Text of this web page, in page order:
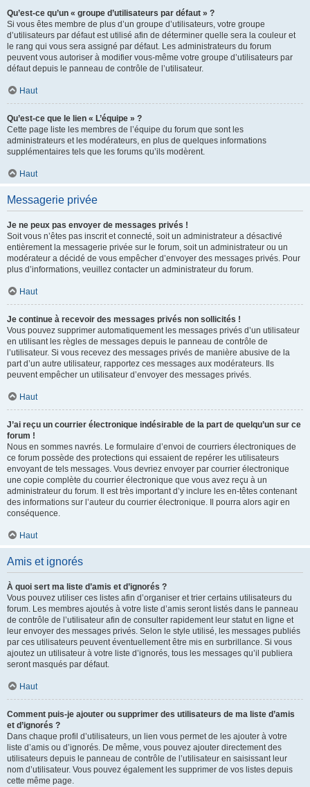
Qu’est-ce qu’un « groupe d’utilisateurs par défaut » ?
Si vous êtes membre de plus d’un groupe d’utilisateurs, votre groupe
d’utilisateurs par défaut est utilisé afin de déterminer quelle sera la couleur et
le rang qui vous sera assigné par défaut. Les administrateurs du forum
peuvent vous autoriser à modifier vous-même votre groupe d’utilisateurs par
défaut depuis le panneau de contrôle de l’utilisateur.
Haut
Qu’est-ce que le lien « L’équipe » ?
Cette page liste les membres de l’équipe du forum que sont les
administrateurs et les modérateurs, en plus de quelques informations
supplémentaires tels que les forums qu’ils modèrent.
Haut
Messagerie privée
Je ne peux pas envoyer de messages privés !
Soit vous n’êtes pas inscrit et connecté, soit un administrateur a désactivé
entièrement la messagerie privée sur le forum, soit un administrateur ou un
modérateur a décidé de vous empêcher d’envoyer des messages privés. Pour
plus d’informations, veuillez contacter un administrateur du forum.
Haut
Je continue à recevoir des messages privés non sollicités !
Vous pouvez supprimer automatiquement les messages privés d’un utilisateur
en utilisant les règles de messages depuis le panneau de contrôle de
l’utilisateur. Si vous recevez des messages privés de manière abusive de la
part d’un autre utilisateur, rapportez ces messages aux modérateurs. Ils
peuvent empêcher un utilisateur d’envoyer des messages privés.
Haut
J’ai reçu un courrier électronique indésirable de la part de quelqu’un sur ce
forum !
Nous en sommes navrés. Le formulaire d’envoi de courriers électroniques de
ce forum possède des protections qui essaient de repérer les utilisateurs
envoyant de tels messages. Vous devriez envoyer par courrier électronique
une copie complète du courrier électronique que vous avez reçu à un
administrateur du forum. Il est très important d’y inclure les en-têtes contenant
des informations sur l’auteur du courrier électronique. Il pourra alors agir en
conséquence.
Haut
Amis et ignorés
À quoi sert ma liste d’amis et d’ignorés ?
Vous pouvez utiliser ces listes afin d’organiser et trier certains utilisateurs du
forum. Les membres ajoutés à votre liste d’amis seront listés dans le panneau
de contrôle de l’utilisateur afin de consulter rapidement leur statut en ligne et
leur envoyer des messages privés. Selon le style utilisé, les messages publiés
par ces utilisateurs peuvent éventuellement être mis en surbrillance. Si vous
ajoutez un utilisateur à votre liste d’ignorés, tous les messages qu’il publiera
seront masqués par défaut.
Haut
Comment puis-je ajouter ou supprimer des utilisateurs de ma liste d’amis
et d’ignorés ?
Dans chaque profil d’utilisateurs, un lien vous permet de les ajouter à votre
liste d’amis ou d’ignorés. De même, vous pouvez ajouter directement des
utilisateurs depuis le panneau de contrôle de l’utilisateur en saisissant leur
nom d’utilisateur. Vous pouvez également les supprimer de vos listes depuis
cette même page.